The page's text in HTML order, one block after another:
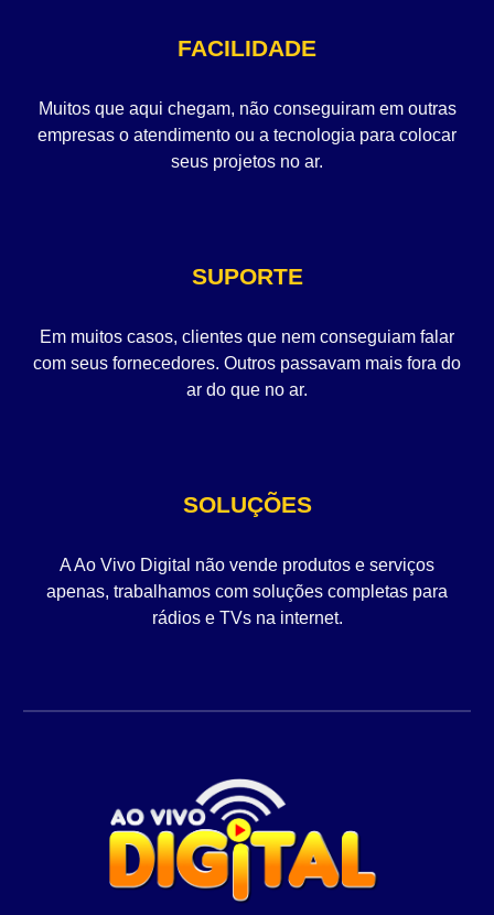
FACILIDADE
Muitos que aqui chegam, não conseguiram em outras
empresas o atendimento ou a tecnologia para colocar
seus projetos no ar.
SUPORTE
Em muitos casos, clientes que nem conseguiam falar
com seus fornecedores. Outros passavam mais fora do
ar do que no ar.
SOLUÇÕES
A Ao Vivo Digital não vende produtos e serviços
apenas, trabalhamos com soluções completas para
rádios e TVs na internet.